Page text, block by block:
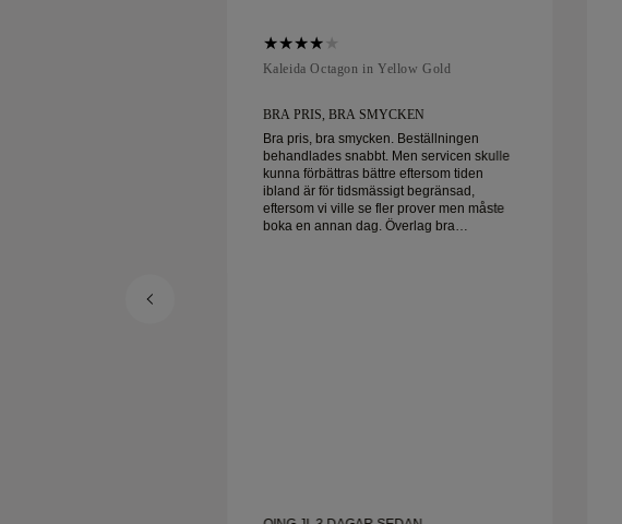
Kaleida Octagon in Yellow Gold
BRA PRIS, BRA SMYCKEN
Bra pris, bra smycken. Beställningen
behandlades snabbt. Men servicen skulle
kunna förbättras bättre eftersom tiden
ibland är för tidsmässigt begränsad,
eftersom vi ville se fler prover men måste
boka en annan dag. Överlag bra